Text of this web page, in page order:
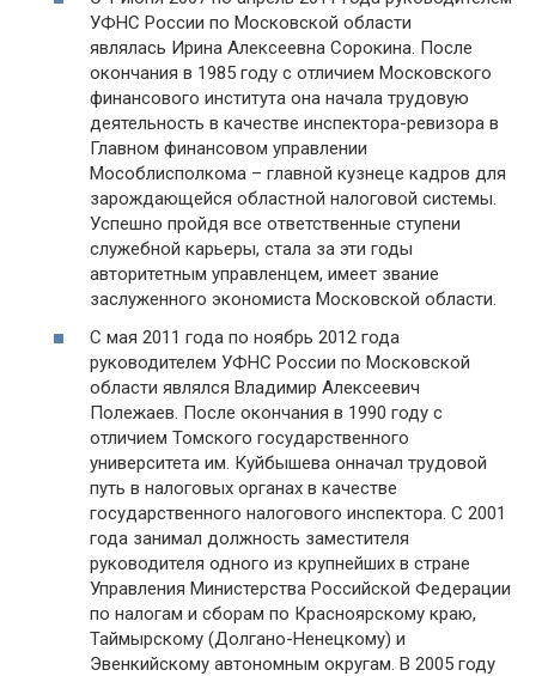
УФНС России по Московской области
являлась Ирина Алексеевна Сорокина. После
окончания в 1985 году с отличием Московского
финансового института она начала трудовую
деятельность в качестве инспектора-ревизора в
Главном финансовом управлении
Мособлисполкома – главной кузнеце кадров для
зарождающейся областной налоговой системы.
Успешно пройдя все ответственные ступени
служебной карьеры, стала за эти годы
авторитетным управленцем, имеет звание
заслуженного экономиста Московской области.
С мая 2011 года по ноябрь 2012 года
руководителем УФНС России по Московской
области являлся Владимир Алексеевич
Полежаев. После окончания в 1990 году с
отличием Томского государственного
университета им. Куйбышева онначал трудовой
путь в налоговых органах в качестве
государственного налогового инспектора. С 2001
года занимал должность заместителя
руководителя одного из крупнейших в стране
Управления Министерства Российской Федерации
по налогам и сборам по Красноярскому краю,
Таймырскому (Долгано-Ненецкому) и
Эвенкийскому автономным округам. В 2005 году